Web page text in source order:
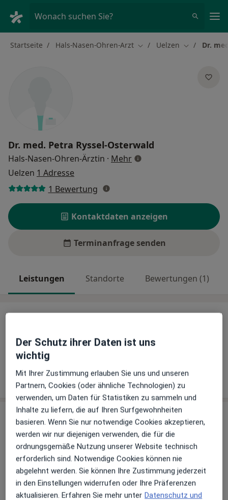
Wonach suchen Sie?
Startseite Hals-Nasen-Ohren-Arzt Stadt ändern
Uelzen Stadt ändern
Dr.
Dr. med. Petra Ryssel-Osterwald
Hals-Nasen-Ohren-Ärztin · Mehrüber Spezialisierungen
Uelzen 1 Adresse
1 Bewertung
Kontaktdaten anzeigen
Terminanfrage senden
Leistungen Standorte Bewertungen (1)
Keine Informationen über Leistungen und Kosten
Auf diesem Profil wurden noch keine Informationen
Sind Sie Dr. med. Petra Ryssel-Osterwald?
Arzt-Info
Hinterlegen Sie kostenlos ein Portraitbild, Ihre
Sprechzeiten und Leistungen. Dadurch werden Sie
besser gefunden. Lassen Sie sich außerdem bereits
Der Schutz ihrer Daten ist uns
wichtig
Mit Ihrer Zustimmung erlauben Sie uns und unseren
Partnern, Cookies (oder ähnliche Technologien) zu
verwenden, um Daten für Statistiken zu sammeln und
Inhalte zu liefern, die auf Ihren Surfgewohnheiten
basieren. Wenn Sie nur notwendige Cookies akzeptieren,
werden wir nur diejenigen verwenden, die für die
ordnungsgemäße Nutzung unserer Website technisch
erforderlich sind. Notwendige Cookies können nie
abgelehnt werden. Sie können Ihre Zustimmung jederzeit
in den Einstellungen widerrufen oder Ihre Präferenzen
aktualisieren. Erfahren Sie mehr unter Datenschutz und